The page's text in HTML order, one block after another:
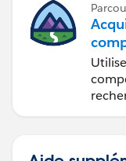
avec